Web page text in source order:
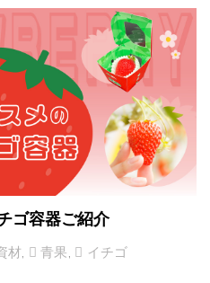
ゴ容器ご紹介
材, 青果,
イチゴ